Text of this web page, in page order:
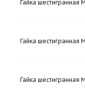
Гайка шестигранная
Гайка шестигранная
Гайка шестигранная